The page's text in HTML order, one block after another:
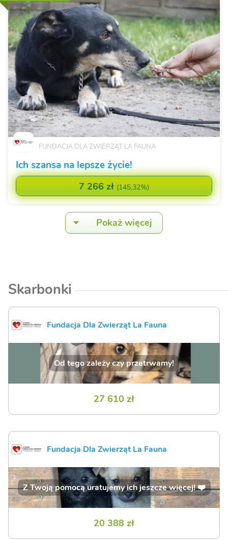
FUNDACJA DLA ZWIERZĄT LA FAUNA
Ich szansa na lepsze życie!
7 266 zł (145,32%)
Pokaż więcej
Skarbonki
Fundacja Dla Zwierząt La Fauna
Od tego zależy czy przetrwamy!
27 610 zł
Fundacja Dla Zwierząt La Fauna
Z Twoją pomocą uratujemy ich jeszcze więcej! ❤️
20 388 zł